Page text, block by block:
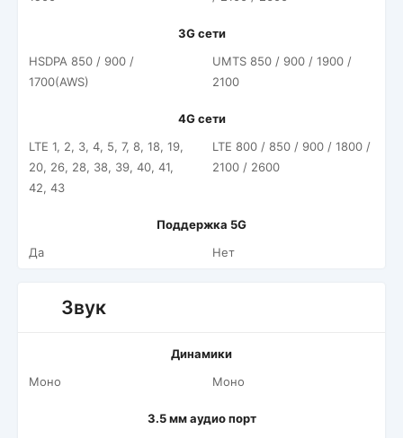
3G сети
HSDPA 850 / 900 /
1700(AWS)
UMTS 850 / 900 / 1900 /
2100
4G сети
LTE 1, 2, 3, 4, 5, 7, 8, 18, 19,
20, 26, 28, 38, 39, 40, 41,
42, 43
LTE 800 / 850 / 900 / 1800 /
2100 / 2600
Поддержка 5G
Да
Нет
Звук
Динамики
Моно
Моно
3.5 мм аудио порт